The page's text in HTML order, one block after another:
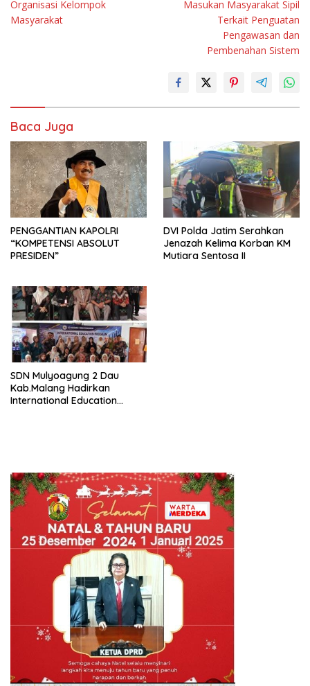
Organisasi Kelompok
Masyarakat
Masukan Masyarakat Sipil
Terkait Penguatan
Pengawasan dan
Pembenahan Sistem
Baca Juga
PENGGANTIAN KAPOLRI
“KOMPETENSI ABSOLUT
PRESIDEN”
DVI Polda Jatim Serahkan
Jenazah Kelima Korban KM
Mutiara Sentosa II
SDN Mulyoagung 2 Dau
Kab.Malang Hadirkan
International Education